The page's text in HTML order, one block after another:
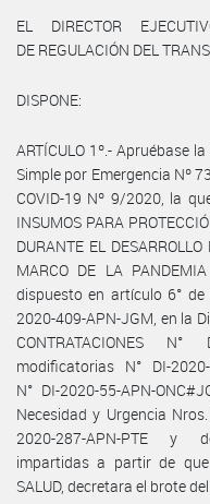
EL DIRECTOR
DE REGULACIÓN DEL
DISPONE:
ARTÍCULO 1º.- Apruébase
Simple por Emergencia Nº
COVID-19 Nº 9/2020, la
INSUMOS PARA
DURANTE EL
MARCO DE LA
dispuesto en artículo 6° de
2020-409-APN-JGM, en la
CONTRATACIONES
modificatorias N° DI-
N° DI-2020-55-APN-
Necesidad y Urgencia
2020-287-APN-PTE y
impartidas a partir de que
SALUD, decretara el brote